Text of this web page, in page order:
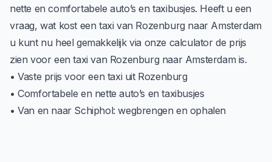
nette en comfortabele auto’s en taxibusjes. Heeft u een
vraag, wat kost een taxi van Rozenburg naar Amsterdam
u kunt nu heel gemakkelijk via onze calculator de prijs
zien voor een taxi van Rozenburg naar Amsterdam is.
• Vaste prijs voor een taxi uit Rozenburg
• Comfortabele en nette auto’s en taxibusjes
• Van en naar Schiphol: wegbrengen en ophalen